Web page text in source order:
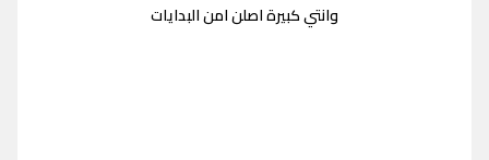
وانتي كبيرة اصلن امن البدايات